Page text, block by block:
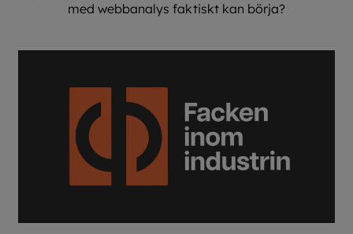
med webbanalys faktiskt kan börja?